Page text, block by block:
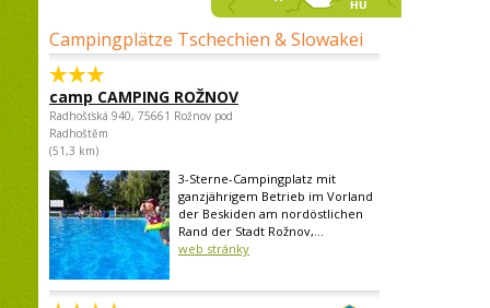
Campingplätze Tschechien & Slowakei
camp CAMPING ROŽNOV
Radhošťská 940, 75661 Rožnov pod
Radhoštěm
(51,3 km)
3-Sterne-Campingplatz mit
ganzjährigem Betrieb im Vorland
der Beskiden am nordöstlichen
Rand der Stadt Rožnov,...
web stránky